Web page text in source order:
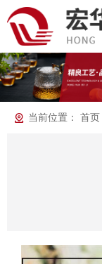
当前位置： 首页